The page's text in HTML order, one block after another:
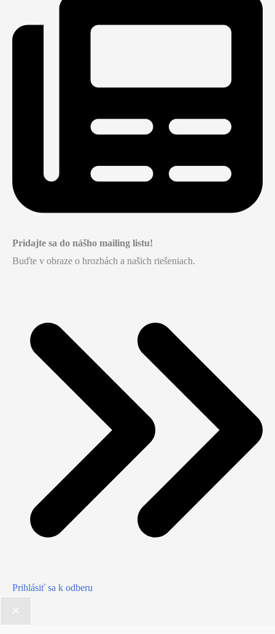
Pridajte sa do nášho mailing listu!
Buďte v obraze o hrozbách a našich riešeniach.
Prihlásiť sa k odberu